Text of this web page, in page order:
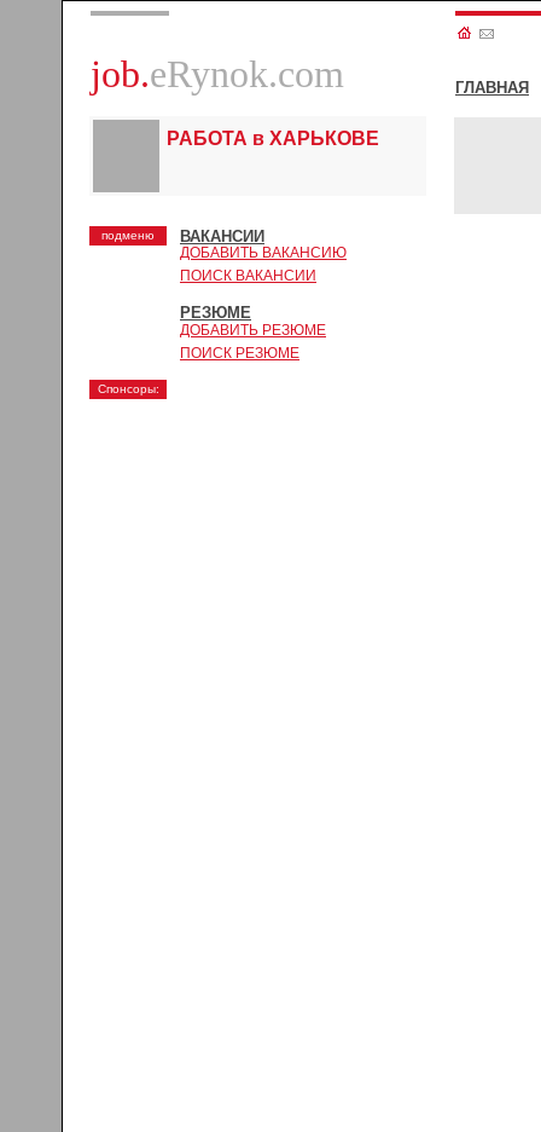
job.eRynok.com ГЛАВНАЯ
РАБОТА в ХАРЬКОВЕ
подменю ВАКАНСИИ
ДОБАВИТЬ ВАКАНСИЮ
ПОИСК ВАКАНСИИ
РЕЗЮМЕ
ДОБАВИТЬ РЕЗЮМЕ
ПОИСК РЕЗЮМЕ
Спонсоры: